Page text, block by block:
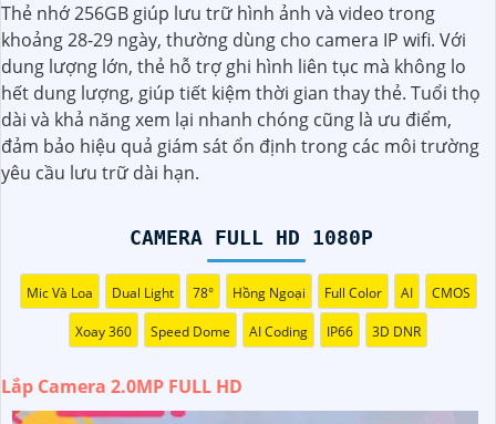
nét, chất lượng cao và có khả năng quan sát trong đêm
thông qua công nghệ hồng ngoại.
Dưới đây là một mô tả cơ bản về chiếc camera này:
- Độ phân giải: 2.0MP FULL HD- Chất lượng hình ảnh: Sắc
nét, chất lượng cao- Công nghệ hồng ngoại: Có khả năng
quan sát trong đêm- Kết nối: Dây cáp, hoặc không dây tùy
chọn- Ứng dụng điều khiển: Có thể kết nối với smartphone
thể cài đặt cảnh báo khi phát hiện chuyển động
Với những tính năng trên, camera 2.0MP FULL HD sẽ là sự
lựa chọn tốt để nâng cao an toàn an ninh cho gia đình và
công việc của bạn. Bạn có thể tìm mua sản phẩm này tại
các cửa hàng điện tử hoặc trên các trang mạng chuyên về
Thẻ nhớ 256GB giúp lưu trữ hình ảnh và video trong
khoảng 28-29 ngày, thường dùng cho camera IP wifi. Với
dung lượng lớn, thẻ hỗ trợ ghi hình liên tục mà không lo
hết dung lượng, giúp tiết kiệm thời gian thay thẻ. Tuổi thọ
dài và khả năng xem lại nhanh chóng cũng là ưu điểm,
đảm bảo hiệu quả giám sát ổn định trong các môi trường
yêu cầu lưu trữ dài hạn.
CAMERA FULL HD 1080P
Mic Và Loa Dual Light 78° Hồng Ngoại Full Color AI CMOS
Xoay 360 Speed Dome AI Coding IP66 3D DNR
Lắp Camera 2.0MP FULL HD